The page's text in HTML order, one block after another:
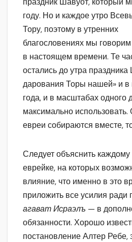
году. Но и каждое утро
Тору, поэтому в утренних
благословениях мы
в настоящем времени. Те
остались до утра
дарования Торы нашей» и
года, и в масштабах одного
максимально
евреи собираются вместе,
Следует объяснить
еврейке, на которых
влияние, что именно в это
приложить все усилия ради
агават Исраэлъ — в
обязанности. Хорошо
постановление Алтер Ребе,